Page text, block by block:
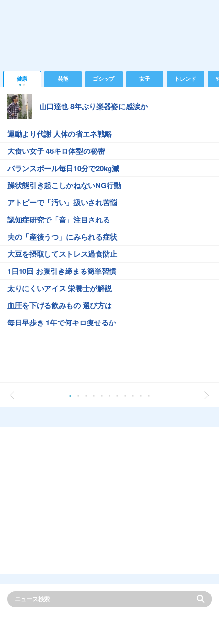
健康 芸能 ゴシップ 女子 トレンド
山口達也 8年ぶり楽器姿に感涙か
運動より代謝 人体の省エネ戦略
大食い女子 46キロ体型の秘密
バランスボール毎日10分で20kg減
躁状態引き起こしかねないNG行動
アトピーで「汚い」扱いされ苦悩
認知症研究で「音」注目される
夫の「産後うつ」にみられる症状
大豆を摂取してストレス過食防止
1日10回 お腹引き締まる簡単習慣
太りにくいアイス 栄養士が解説
血圧を下げる飲みもの 選び方は
毎日早歩き 1年で何キロ痩せるか